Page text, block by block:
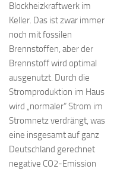
Blockheizkraftwerk im
Keller. Das ist zwar immer
noch mit fossilen
Brennstoffen, aber der
Brennstoff wird optimal
ausgenutzt. Durch die
Stromproduktion im Haus
wird „normaler“ Strom im
Stromnetz verdrängt, was
eine insgesamt auf ganz
Deutschland gerechnet
negative CO2-Emission